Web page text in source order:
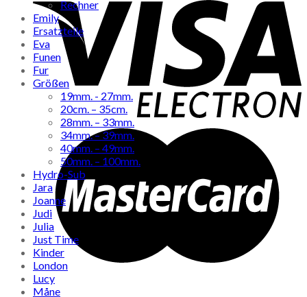
Rechner
Emily
Ersatzteile
Eva
Funen
Fur
Größen
19mm. - 27mm.
20cm. – 35cm.
28mm. – 33mm.
34mm. – 39mm.
40mm. – 49mm.
50mm. – 100mm.
Hydro-Sub
Jara
Joanne
Judi
Julia
Just Time
Kinder
London
Lucy
Måne